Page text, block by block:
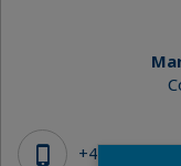
+420 775